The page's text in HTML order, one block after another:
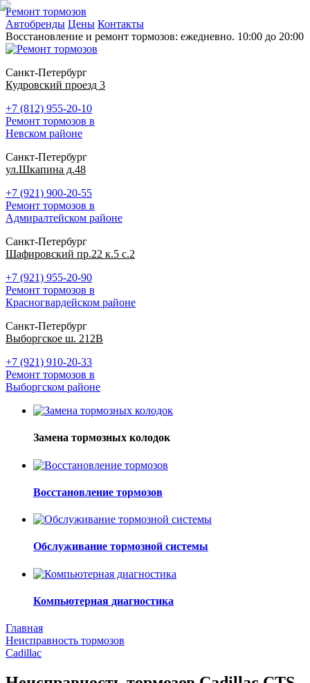
Ремонт тормозов
Автобренды Цены Контакты
Восстановление и ремонт тормозов: ежедневно. 10:00 до 20:00
Санкт-Петербург
Кудровский проезд 3
+7 (812) 955-20-10
Ремонт тормозов в
Невском районе
Санкт-Петербург
ул.Шкапина д.48
+7 (921) 900-20-55
Ремонт тормозов в
Адмиралтейском районе
Санкт-Петербург
Шафировский пр.22 к.5 с.2
+7 (921) 955-20-90
Ремонт тормозов в
Красногвардейском районе
Санкт-Петербург
Выборгское ш. 212В
+7 (921) 910-20-33
Ремонт тормозов в
Выборгском районе
Замена тормозных колодок
Восстановление тормозов
Обслуживание тормозной системы
Компьютерная диагностика
Главная
Неисправность тормозов
Cadillac